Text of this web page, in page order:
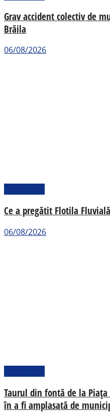
Grav accident colectiv de
Brăila
06/08/2026
Ce a pregătit Flotila
06/08/2026
Taurul din fontă de la
în a fi amplasată de